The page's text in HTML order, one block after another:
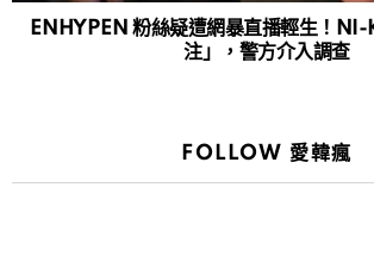
ENHYPEN 粉絲疑遭網暴直播輕生！NI-
注」，警方介入調查
FOLLOW 愛韓瘋